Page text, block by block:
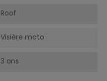
Roof
Visière moto
3 ans